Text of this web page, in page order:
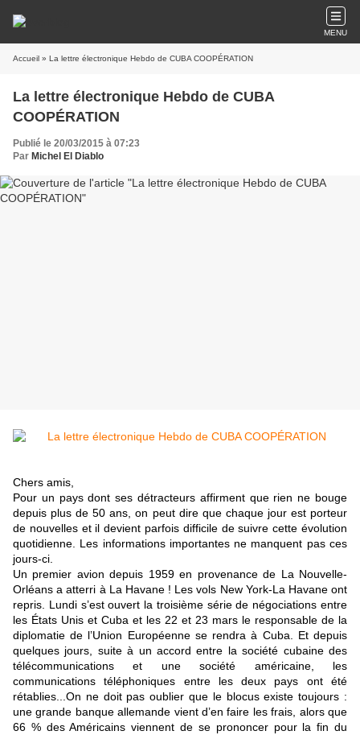
MENU
Accueil » La lettre électronique Hebdo de CUBA COOPÉRATION
La lettre électronique Hebdo de CUBA
COOPÉRATION
Publié le 20/03/2015 à 07:23
Par Michel El Diablo
Chers amis,
Pour un pays dont ses détracteurs affirment que rien ne bouge
depuis plus de 50 ans, on peut dire que chaque jour est porteur
de nouvelles et il devient parfois difficile de suivre cette évolution
quotidienne. Les informations importantes ne manquent pas ces
jours-ci.
Un premier avion depuis 1959 en provenance de La Nouvelle-
Orléans a atterri à La Havane ! Les vols New York-La Havane ont
repris. Lundi s’est ouvert la troisième série de négociations entre
les États Unis et Cuba et les 22 et 23 mars le responsable de la
diplomatie de l’Union Européenne se rendra à Cuba. Et depuis
quelques jours, suite à un accord entre la société cubaine des
télécommunications et une société américaine, les
communications téléphoniques entre les deux pays ont été
rétablies...On ne doit pas oublier que le blocus existe toujours :
une grande banque allemande vient d’en faire les frais, alors que
66 % des Américains viennent de se prononcer pour la fin du